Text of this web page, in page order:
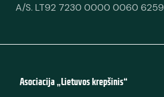
A/S. LT92 7230 0000 0060 6259
Asociacija „Lietuvos krepšinis“